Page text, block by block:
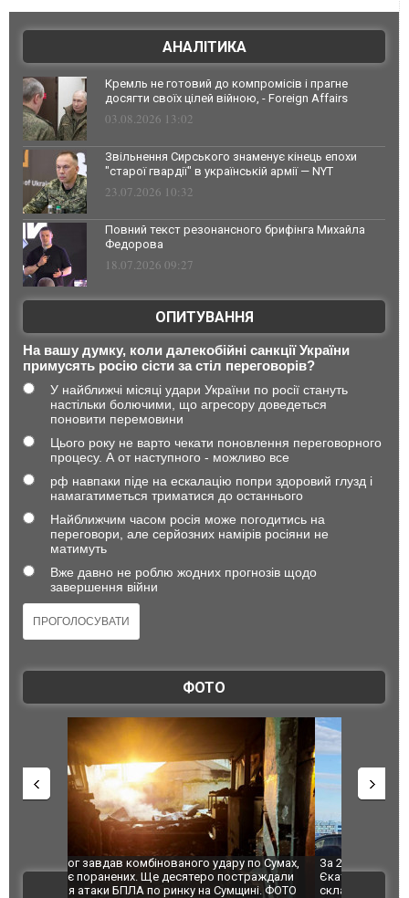
АНАЛІТИКА
Кремль не готовий до компромісів і прагне
досягти своїх цілей війною, - Foreign Affairs
03.08.2026 13:02
Звільнення Сирського знаменує кінець епохи
"старої гвардії" в українській армії — NYT
23.07.2026 10:32
Повний текст резонансного брифінга Михайла
Федорова
18.07.2026 09:27
ОПИТУВАННЯ
На вашу думку, коли далекобійні санкції України
примусять росію сісти за стіл переговорів?
У найближчі місяці удари України по росії стануть
настільки болючими, що агресору доведеться
поновити перемовини
Цього року не варто чекати поновлення переговорного
процесу. А от наступного - можливо все
рф навпаки піде на ескалацію попри здоровий глузд і
намагатиметься триматися до останнього
Найближчим часом росія може погодитись на
переговори, але серйозних намірів росіяни не
матимуть
Вже давно не роблю жодних прогнозів щодо
завершення війни
ФОТО
За 2000 кілометрів від кордону з Україною: в
Єкатеринбурзі після атаки дронів загорівся
склад Wildberries. ФОТО. ВІДЕО
"Мої
ВІДЕО